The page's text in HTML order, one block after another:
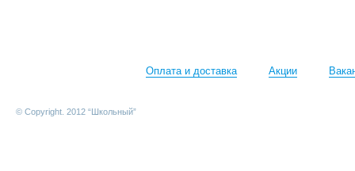
Оплата и доставка Акции
© Copyright. 2012 “Школьный”